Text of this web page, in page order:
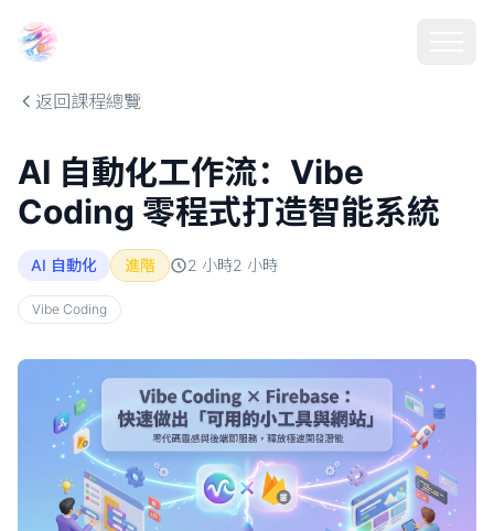
返回課程總覽
AI 自動化工作流：Vibe
Coding 零程式打造智能系統
AI 自動化 進階 2 小時2 小時
Vibe Coding